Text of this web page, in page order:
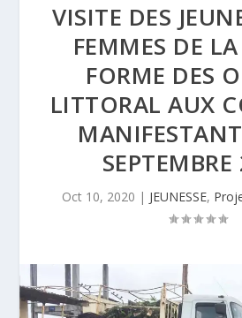
VISITE DES
FEMMES DE
FORME DES
LITTORAL AUX
Oct 10, 2020 | JEUNESSE,